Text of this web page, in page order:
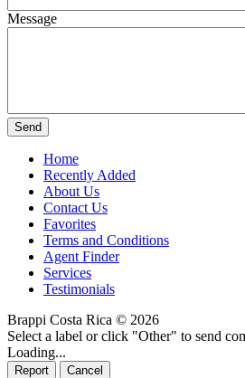
Message
Home
Recently Added
About Us
Contact Us
Favorites
Terms and Conditions
Agent Finder
Services
Testimonials
Brappi Costa Rica © 2026
Select a label or click "Other" to send
Loading...